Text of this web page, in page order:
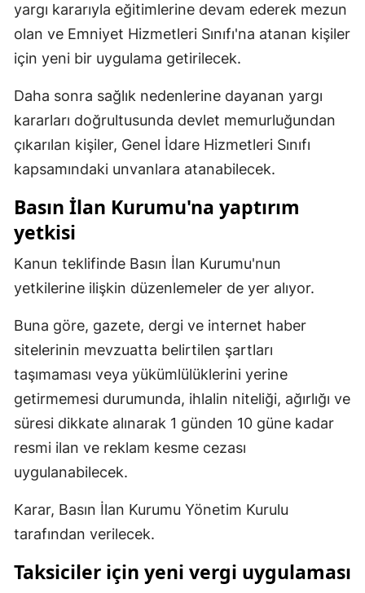
Kastamonu
Kayseri
Kırklareli
Kırşehir
Kocaeli
Kütahya
Malatya
Manisa
Kahramanmaraş
Mardin
Muş
Nevşehir
Ordu
yargı kararıyla eğitimlerine devam ederek mezun
olan ve Emniyet Hizmetleri Sınıfı'na atanan kişiler
için yeni bir uygulama getirilecek.
Daha sonra sağlık nedenlerine dayanan yargı
kararları doğrultusunda devlet memurluğundan
çıkarılan kişiler, Genel İdare Hizmetleri Sınıfı
kapsamındaki unvanlara atanabilecek.
Basın İlan Kurumu'na yaptırım
yetkisi
Kanun teklifinde Basın İlan Kurumu'nun
yetkilerine ilişkin düzenlemeler de yer alıyor.
Buna göre, gazete, dergi ve internet haber
sitelerinin mevzuatta belirtilen şartları
taşımaması veya yükümlülüklerini yerine
getirmemesi durumunda, ihlalin niteliği, ağırlığı ve
süresi dikkate alınarak 1 günden 10 güne kadar
resmi ilan ve reklam kesme cezası
uygulanabilecek.
Karar, Basın İlan Kurumu Yönetim Kurulu
tarafından verilecek.
Taksiciler için yeni vergi uygulaması